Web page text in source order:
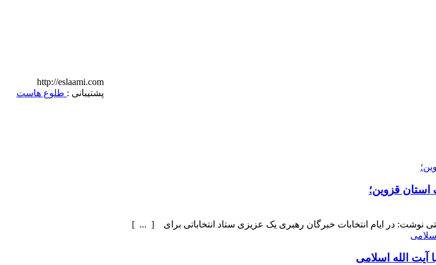
قزوین؛
نوشت: در ایام انتخابات خبرگان رهبری یک عزیزی ستاد انتخاباتی برای [ ... ]
آیت الله اسلامی
http://eslaami.com
پشتیبانی : طلوع هاست